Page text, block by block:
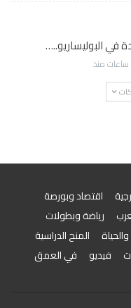
في البوليساريو..…
اقتصاد وبورصة
رياضة وبطولات
المنح الدراسية
فيديو
في العمق